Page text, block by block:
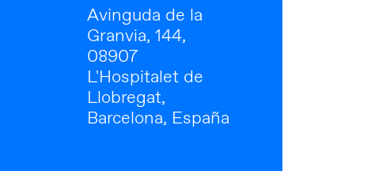
Avinguda de la
Granvia, 144,
08907
L'Hospitalet de
Llobregat,
Barcelona, España